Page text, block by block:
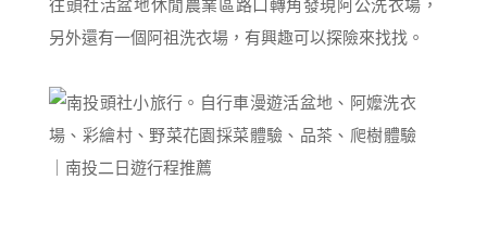
往頭社活盆地休閒農業區路口轉角發現阿公洗衣場，
另外還有一個阿祖洗衣場，有興趣可以探險來找找。